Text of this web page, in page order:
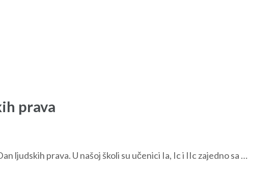
prava
ljudskih prava. U našoj školi su učenici Ia, Ic i IIc zajedno sa …